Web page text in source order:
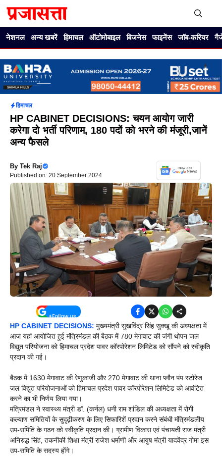
नेशनल अन्य खबरें हिमाचल ऑटोमोबाइल बिजनेस फाइनेंस जॉब-करियर
हिमाचल
HP CABINET DECISIONS: चयन आयोग जारी
करेगा दो भर्ती परिणाम, 180 पदों को भरने की मंजूरी,जानें
अन्य फैसले
By Tek Raj
Published on: 20 September 2024
HP CABINET DECISIONS: मुख्यमंत्री सुखविंद्र सिंह सुक्खू की अध्यक्षता में
आज यहां आयोजित हुई मंत्रिमंडल की बैठक में 780 मेगावाट की जंगी थोपन जल
विद्युत परियोजना को हिमाचल प्रदेश पावर कॉरपोरेशन लिमिटेड को सौंपने को स्वीकृति
प्रदान की गई।
बैठक में 1630 मेगावाट की रेणुकाजी और 270 मेगावाट की थाना प्लौन पंप स्टोरेज
जल विद्युत परियोजनाओं को हिमाचल प्रदेश पावर कॉरपोरेशन लिमिटेड को आवंटित
करने का भी निर्णय लिया गया।
मंत्रिमंडल ने स्वास्थ्य मंत्री डॉ. (कर्नल) धनी राम शांडिल की अध्यक्षता में रोगी
कल्याण समितियों के सुदृढ़ीकरण के लिए सिफारिशें प्रदान करने संबंधी मंत्रिमंडलीय
उप-समिति के गठन को स्वीकृति प्रदान की। ग्रामीण विकास एवं पंचायती राज मंत्री
अनिरुद्ध सिंह, तकनीकी शिक्षा मंत्री राजेश धर्माणी और आयुष मंत्री यादवेंद्र गोमा इस
उप-समिति के सदस्य होंगे।